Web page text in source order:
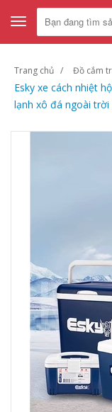
Toggle
navigation
Trang chủ Đồ cắm
Esky xe cách nhiệt
lạnh xô đá ngoài